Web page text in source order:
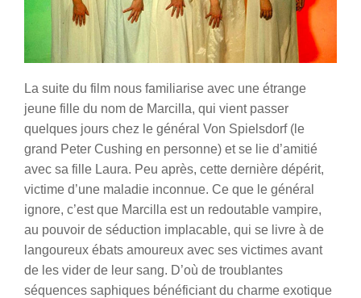
La suite du film nous familiarise avec une étrange
jeune fille du nom de Marcilla, qui vient passer
quelques jours chez le général Von Spielsdorf (le
grand Peter Cushing en personne) et se lie d’amitié
avec sa fille Laura. Peu après, cette dernière dépérit,
victime d’une maladie inconnue. Ce que le général
ignore, c’est que Marcilla est un redoutable vampire,
au pouvoir de séduction implacable, qui se livre à de
langoureux ébats amoureux avec ses victimes avant
de les vider de leur sang. D’où de troublantes
séquences saphiques bénéficiant du charme exotique